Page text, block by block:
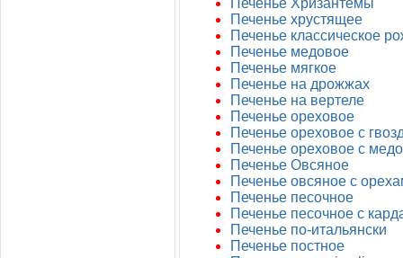
Печенье Хризантемы
Печенье хрустящее
Печенье классическое
Печенье медовое
Печенье мягкое
Печенье на дрожжах
Печенье на вертеле
Печенье ореховое
Печенье ореховое с
Печенье ореховое с
Печенье Овсяное
Печенье овсяное с
Печенье песочное
Печенье песочное с
Печенье по-итальянски
Печенье постное